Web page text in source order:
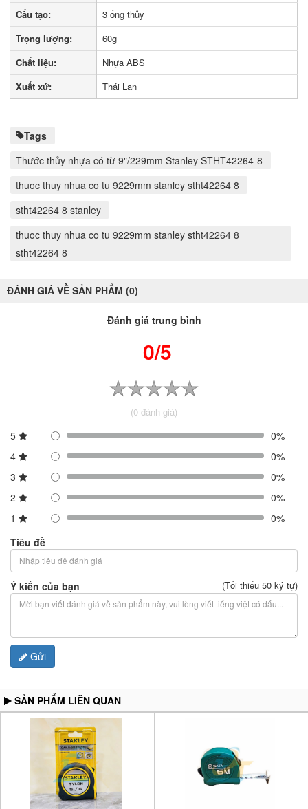
Cấu tạo:
3 ống thủy
Trọng lượng:
60g
Chất liệu:
Nhựa ABS
Xuất xứ:
Thái Lan
Tags
Thước thủy nhựa có từ 9"/229mm Stanley STHT42264-8
thuoc thuy nhua co tu 9229mm stanley stht42264 8
stht42264 8 stanley
thuoc thuy nhua co tu 9229mm stanley stht42264 8
stht42264 8
ĐÁNH GIÁ VỀ SẢN PHẨM (0)
Đánh giá trung bình
0/5
(0 đánh giá)
5
0%
4
0%
3
0%
2
0%
1
0%
Tiêu đề
Ý kiến của bạn (Tối thiểu 50 ký tự)
Gửi
SẢN PHẨM LIÊN QUAN